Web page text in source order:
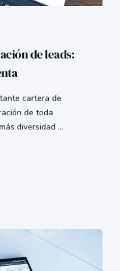
de leads:
cartera de
de toda
diversidad ...